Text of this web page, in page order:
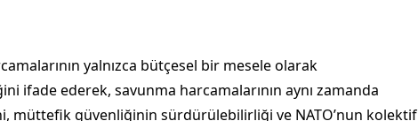
yalnızca bütçesel bir mesele olarak
ifade ederek, savunma harcamalarının aynı zamanda
müttefik güvenliğinin sürdürülebilirliği ve NATO’nun kolektif